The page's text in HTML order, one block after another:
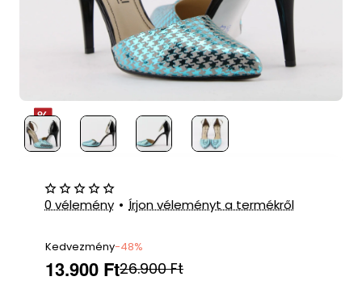
0 vélemény • Írjon véleményt a termékről
Kedvezmény-48%
13.900 Ft26.900 Ft